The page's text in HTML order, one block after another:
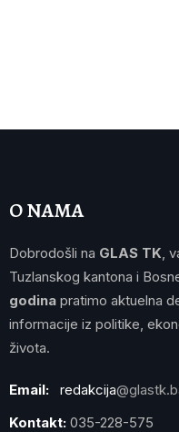
O NAMA
Dobrodošli na GLAS TK ,
Tuzlanskog kantona i
godina pratimo aktuelna
informacije iz politike,
života.
Email: redakcija
Kontakt: 035-228-575